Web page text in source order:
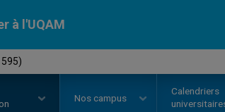
à l'UQAM
Nos campus
Calendriers